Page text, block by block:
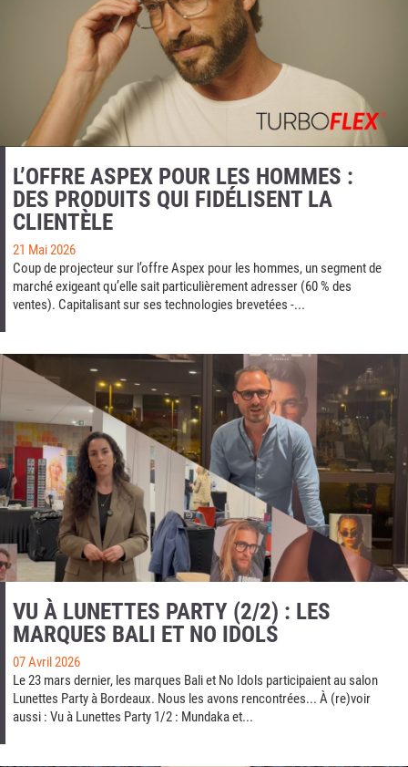
L’OFFRE ASPEX POUR LES HOMMES :
DES PRODUITS QUI FIDÉLISENT LA
CLIENTÈLE
21 Mai 2026
Coup de projecteur sur l’offre Aspex pour les hommes, un segment de
marché exigeant qu’elle sait particulièrement adresser (60 % des
ventes). Capitalisant sur ses technologies brevetées -...
VU À LUNETTES PARTY (2/2) : LES
MARQUES BALI ET NO IDOLS
07 Avril 2026
Le 23 mars dernier, les marques Bali et No Idols participaient au salon
Lunettes Party à Bordeaux. Nous les avons rencontrées... À (re)voir
aussi : Vu à Lunettes Party 1/2 : Mundaka et...